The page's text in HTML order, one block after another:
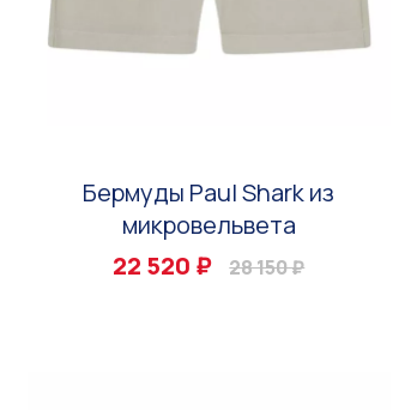
Бермуды Paul Shark из
микровельвета
22 520 ₽
28 150 ₽